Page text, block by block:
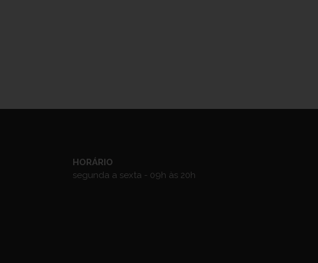
HORÁRIO
segunda a sexta - 09h às 20h